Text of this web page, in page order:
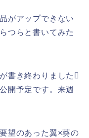
がアップできない
つらと書いてみた
書き終わりました
開予定です。来週
望のあった翼×葵の